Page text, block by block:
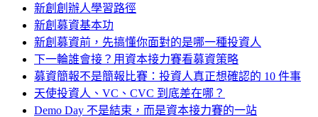
新創創辦人學習路徑
新創募資基本功
新創募資前，先搞懂你面對的是哪一種投資人
下一輪誰會接？用資本接力賽看募資策略
募資簡報不是簡報比賽：投資人真正想確認的 10 件事
天使投資人、VC、CVC 到底差在哪？
Demo Day 不是結束，而是資本接力賽的一站